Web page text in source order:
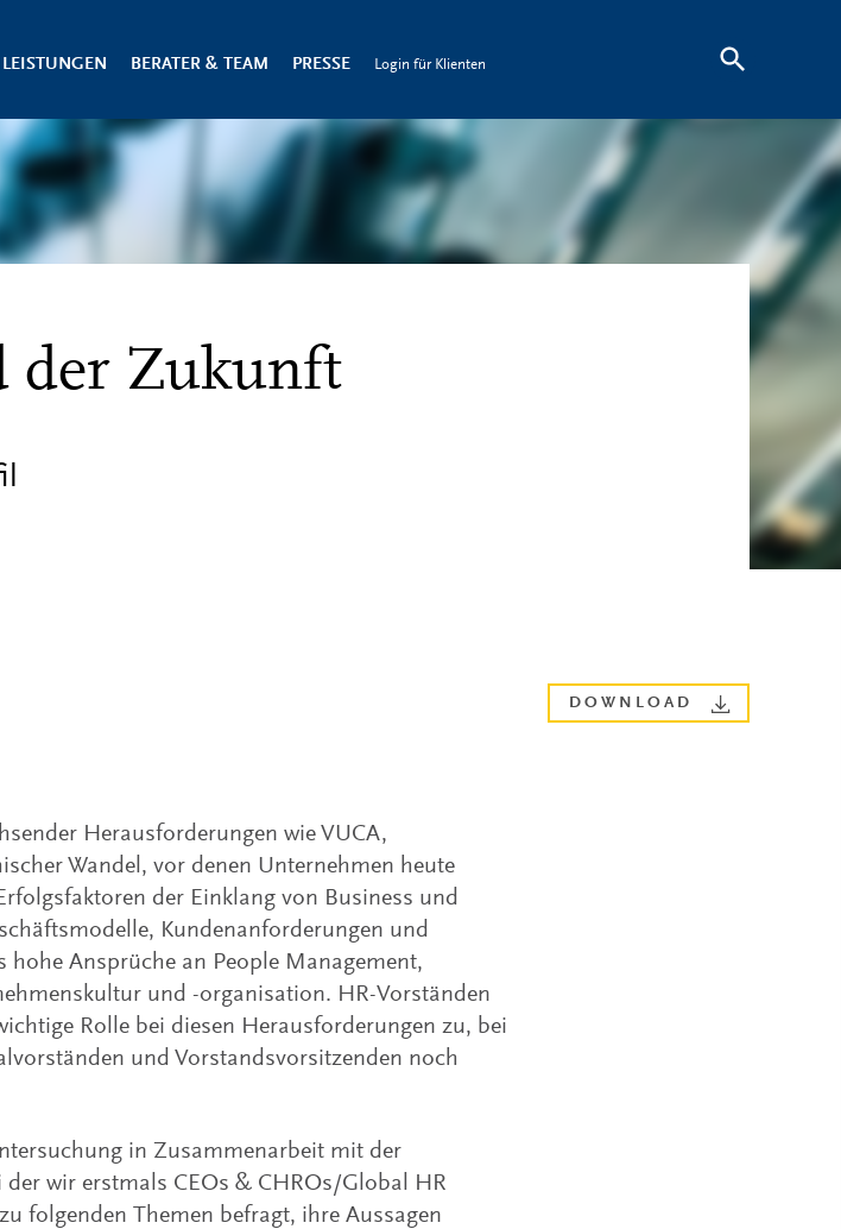
LEISTUNGEN BERATER & TEAM PRESSE Login für Klienten
der Zukunft
Herausforderungen wie VUCA,
Wandel, vor denen Unternehmen heute
der Einklang von Business und
Kundenanforderungen und
hohe Ansprüche an People Management,
und -organisation. HR-Vorständen
Rolle bei diesen Herausforderungen zu, bei
und Vorstandsvorsitzenden noch
in Zusammenarbeit mit der
wir erstmals CEOs & CHROs/Global HR
folgenden Themen befragt, ihre Aussagen
DOWNLOAD